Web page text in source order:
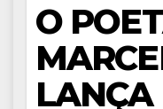
O
LANÇA